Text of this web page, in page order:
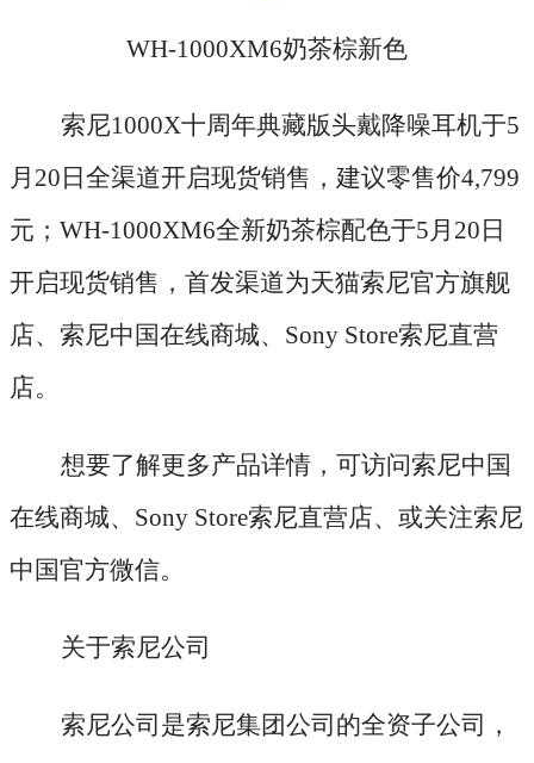
WH-1000XM6奶茶棕新色
索尼1000X十周年典藏版头戴降噪耳机于5
月20日全渠道开启现货销售，建议零售价4,799
元；WH-1000XM6全新奶茶棕配色于5月20日
开启现货销售，首发渠道为天猫索尼官方旗舰
店、索尼中国在线商城、Sony Store索尼直营
店。
想要了解更多产品详情，可访问索尼中国
在线商城、 Sony Store索尼直营店、或关注索尼
中国官方微信。
关于索尼公司
索尼公司是索尼集团公司的全资子公司，